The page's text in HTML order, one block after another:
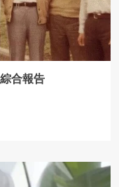
合報告